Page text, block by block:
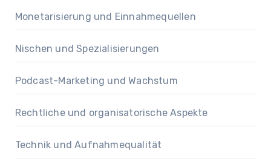
Monetarisierung und Einnahmequellen
Nischen und Spezialisierungen
Podcast-Marketing und Wachstum
Rechtliche und organisatorische Aspekte
Technik und Aufnahmequalität